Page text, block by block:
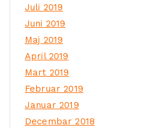
Juli 2019
Juni 2019
Maj 2019
April 2019
Mart 2019
Februar 2019
Januar 2019
Decembar 2018